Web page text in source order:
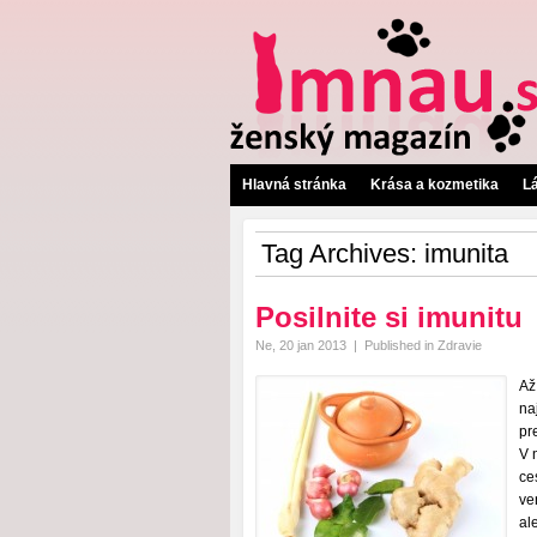
Hlavná stránka Krása a kozmetika
Tag Archives: imunita
Posilnite si imunitu
Ne, 20 jan 2013 | Published in Zdravie
V